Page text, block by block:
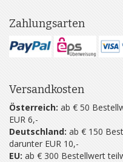
Zahlungsarten
Versandkosten
Österreich: ab € 50
EUR 6,-
Deutschland: ab € 150
darunter EUR 10,-
EU: ab € 300 Bestellwert